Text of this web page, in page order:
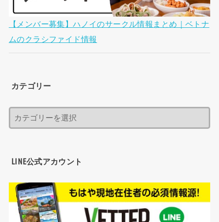
【メンバー募集】ハノイのサークル情報まとめ｜ベトナ
ムのクラシファイド情報
カテゴリー
LINE公式アカウント